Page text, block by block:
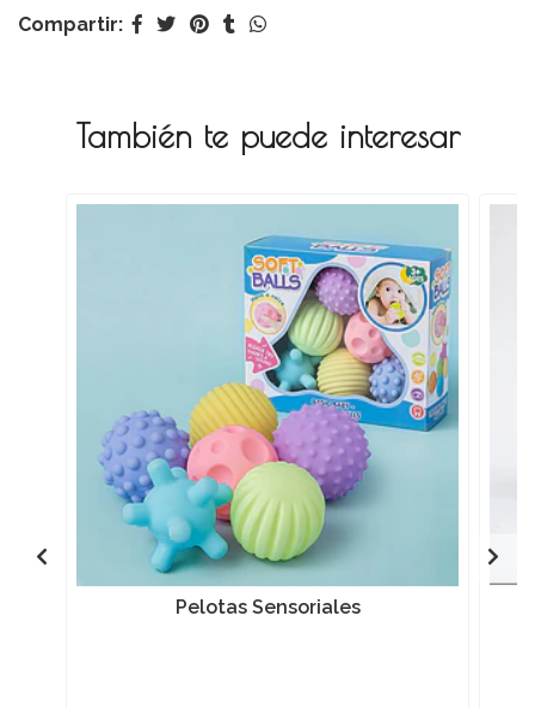
Compartir:
También te puede interesar
Pelotas Sensoriales